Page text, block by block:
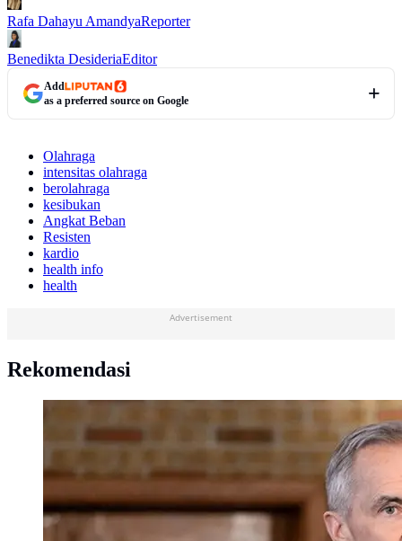
Rafa Dahayu AmandyaReporter
Benedikta DesideriaEditor
Add
as a preferred source on Google
Olahraga
intensitas olahraga
berolahraga
kesibukan
Angkat Beban
Resisten
kardio
health info
health
Advertisement
Rekomendasi